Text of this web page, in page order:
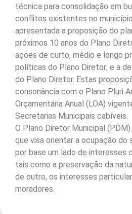
técnica para consolidação em
conflitos existentes no
apresentada a proposição do
próximos 10 anos do Plano
ações de curto, médio e longo
políticas do Plano Diretor; e a
do Plano Diretor. Estas
consonância com o Plano Pluri
Orçamentária Anual (LOA)
Secretarias Municipais cabíveis.
O Plano Diretor Municipal
que visa orientar a ocupação do
por base um lado de interesses
tais como a preservação da
de outro, os interesses
moradores.